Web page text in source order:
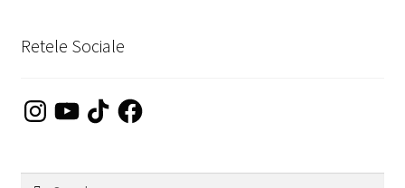
Retele Sociale
InstagramYouTubeTikTokFacebook